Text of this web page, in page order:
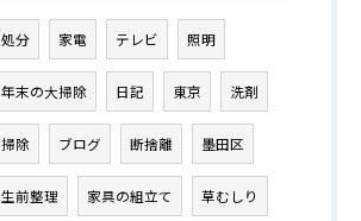
処分 家電 テレビ 照明
年末の大掃除 日記 東京 洗剤
掃除 ブログ 断捨離 墨田区
生前整理 家具の組立て 草むしり